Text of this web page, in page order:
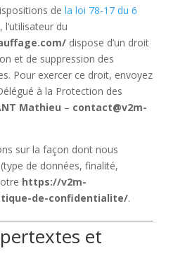
de la loi 78-17 du 6
, l’utilisateur du
dispose d’un droit
et de suppression des
Pour exercer ce droit, envoyez
à la Protection des
Mathieu – contact@v2m-
sur la façon dont nous
de données, finalité,
https://v2m-
de-confidentialite/.
et